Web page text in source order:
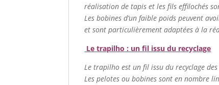
réalisation de tapis et les fils effilochés
Les bobines d’un faible poids peuvent
et sont particulièrement adaptées à la
Le trapilho : un fil issu du recyclage
Le trapilho est un fil issu du recyclage
Les pelotes ou bobines sont en nombre